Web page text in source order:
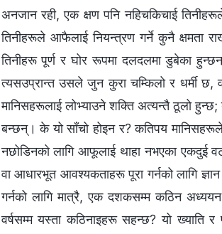
अनजान रही, एक क्षण पनि नहिचकिचाई
तिनीहरूले आफैलाई नियन्त्रण गर्ने कुनै क्षमता
तिनीहरू पूर्ण र घोर रूपमा दलदलमा डुबेका
त्यसउप्रान्त उसले जुन कुरा चम्किलो र धर्मी
मानिसहरूलाई लोभ्याउने शक्ति अत्यन्तै ठूलो
बन्छन्। के यो साँचो होइन र? कतिपय
नछोडिनको लागि आफूलाई थाहा नभएका एकदुई
वा आधारभूत आवश्यकताहरू पूरा गर्नको लागि
गर्नको लागि मात्रै, एक दशकसम्‍म कठिन
वर्षसम्‍म यस्ता कठिनाइहरू सहन्छ? यो ख्याति र